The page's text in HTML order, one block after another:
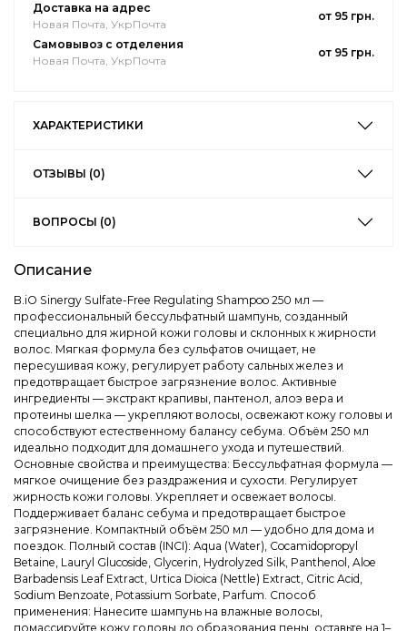
Доставка на адрес
Новая Почта, УкрПочта
от 95 грн.
Самовывоз с отделения
Новая Почта, УкрПочта
от 95 грн.
ХАРАКТЕРИСТИКИ
ОТЗЫВЫ (0)
ВОПРОСЫ (0)
Описание
B.iO Sinergy Sulfate-Free Regulating Shampoo 250 мл —
профессиональный бессульфатный шампунь, созданный
специально для жирной кожи головы и склонных к жирности
волос. Мягкая формула без сульфатов очищает, не
пересушивая кожу, регулирует работу сальных желез и
предотвращает быстрое загрязнение волос. Активные
ингредиенты — экстракт крапивы, пантенол, алоэ вера и
протеины шелка — укрепляют волосы, освежают кожу головы и
способствуют естественному балансу себума. Объём 250 мл
идеально подходит для домашнего ухода и путешествий.
Основные свойства и преимущества: Бессульфатная формула —
мягкое очищение без раздражения и сухости. Регулирует
жирность кожи головы. Укрепляет и освежает волосы.
Поддерживает баланс себума и предотвращает быстрое
загрязнение. Компактный объём 250 мл — удобно для дома и
поездок. Полный состав (INCI): Aqua (Water), Cocamidopropyl
Betaine, Lauryl Glucoside, Glycerin, Hydrolyzed Silk, Panthenol, Aloe
Barbadensis Leaf Extract, Urtica Dioica (Nettle) Extract, Citric Acid,
Sodium Benzoate, Potassium Sorbate, Parfum. Способ
применения: Нанесите шампунь на влажные волосы,
помассируйте кожу головы до образования пены, оставьте на 1–